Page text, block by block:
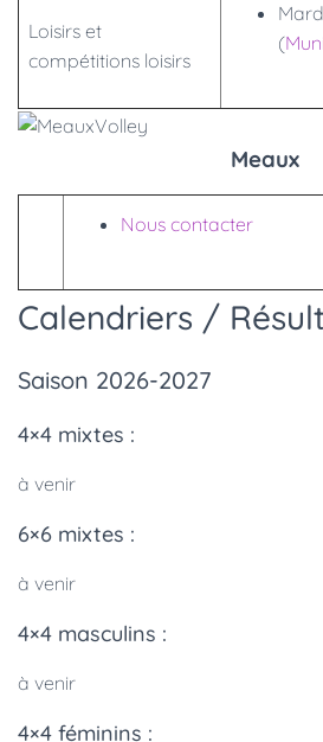
Loisirs et
compétitions loisirs
(
Meaux
Nous contacter
Calendriers /
Saison 2026-2027
4×4 mixtes :
à venir
6×6 mixtes :
à venir
4×4 masculins :
à venir
4×4 féminins :